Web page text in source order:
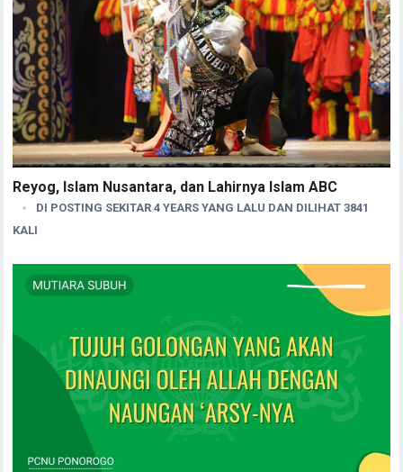
Reyog, Islam Nusantara, dan Lahirnya Islam ABC
DI POSTING SEKITAR 4 YEARS YANG LALU DAN DILIHAT 3841
KALI